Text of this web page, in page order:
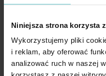
Niniejsza strona korzysta
Wykorzystujemy pliki
i reklam, aby oferować
analizować ruch w naszej
Pościel 220x200 cm komplet 3
kolor biały zdobiona pasem
Eurofirany